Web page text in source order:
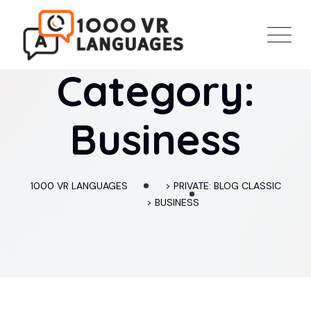
content
Category:
Business
1000 VR LANGUAGES > PRIVATE: BLOG CLASSIC
> BUSINESS